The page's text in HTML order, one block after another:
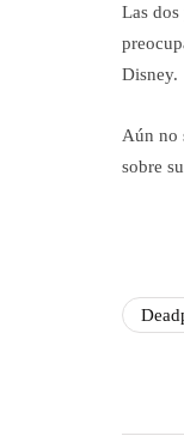
Las dos
Disney.
Aún no
sobre